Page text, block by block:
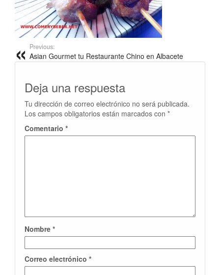
Previous:
Asian Gourmet tu Restaurante Chino en Albacete
Deja una respuesta
Tu dirección de correo electrónico no será publicada.
Los campos obligatorios están marcados con *
Comentario *
Nombre *
Correo electrónico *